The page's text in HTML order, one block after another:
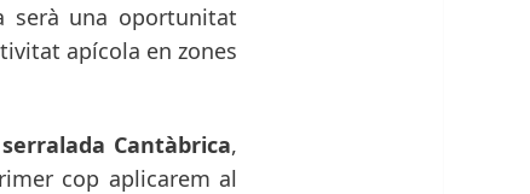
serà una oportunitat
apícola en zones
Cantàbrica,
cop aplicarem al